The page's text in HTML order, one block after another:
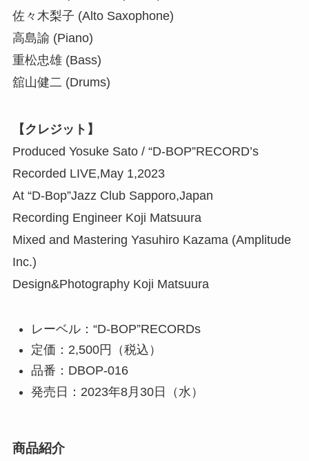
佐々木梨子 (Alto Saxophone)
高島諭 (Piano)
重松忠雄 (Bass)
舘山健二 (Drums)
【クレジット】
Produced Yosuke Sato / “D-BOP”RECORD’s
Recorded LIVE,May 1,2023
At “D-Bop”Jazz Club Sapporo,Japan
Recording Engineer Koji Matsuura
Mixed and Mastering Yasuhiro Kazama (Amplitude
Inc.)
Design&Photography Koji Matsuura
レーベル：“D-BOP”RECORDs
定価：2,500円（税込）
品番：DBOP-016
発売日：2023年8月30日（水）
商品紹介